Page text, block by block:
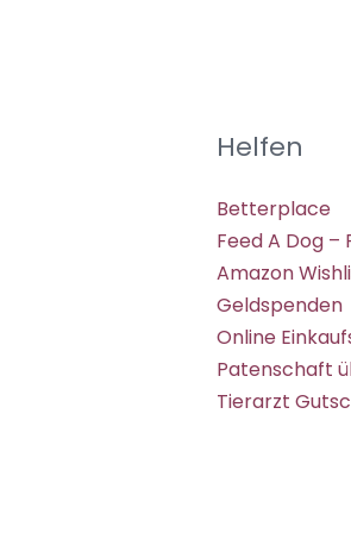
Helfen
Betterplace
Feed A Dog
Amazon
Geldspenden
Online
Patenschaft
Tierarzt